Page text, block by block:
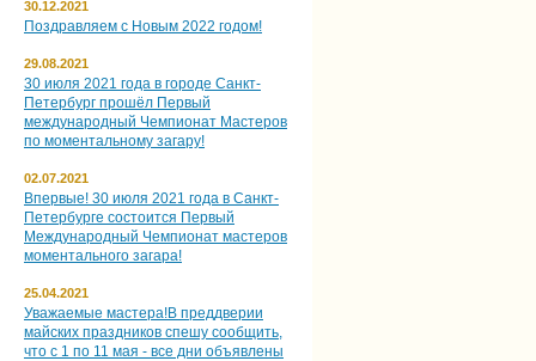
30.12.2021
Поздравляем с Новым 2022 годом!
29.08.2021
30 июля 2021 года в городе Санкт-
Петербург прошёл Первый
международный Чемпионат Мастеров
по моментальному загару!
02.07.2021
Впервые! 30 июля 2021 года в Санкт-
Петербурге состоится Первый
Международный Чемпионат мастеров
моментального загара!
25.04.2021
Уважаемые мастера!В преддверии
майских праздников спешу сообщить,
что с 1 по 11 мая - все дни объявлены